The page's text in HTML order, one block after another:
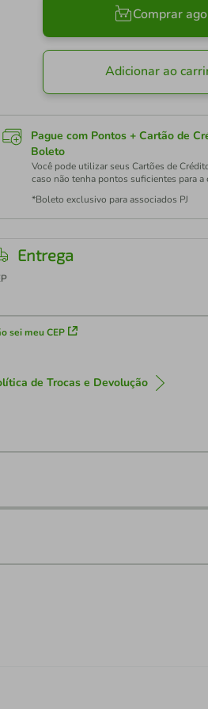
Comprar
Adicionar ao
Pague com Pontos + Cartão de
Boleto
Você pode utilizar seus Cartões de
caso não tenha pontos suficientes para
*Boleto exclusivo para associados PJ
Entrega
sei meu CEP
de Trocas e Devolução